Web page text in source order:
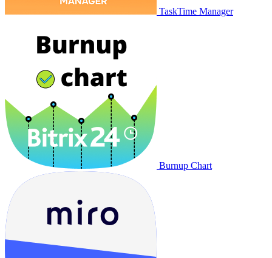
TaskTime Manager
Burnup Chart